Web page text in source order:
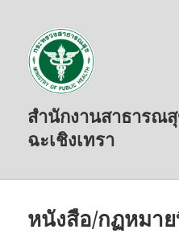
สำนักงานสาธารณ
ฉะเชิงเทรา
หนังสือ/กฏหมาย